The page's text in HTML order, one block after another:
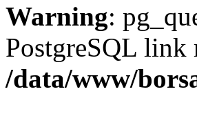
Warning:
PostgreSQL link
/data/www/